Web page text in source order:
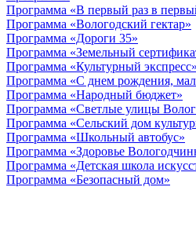
Программа «В первый раз в
Программа «Вологодский гектар»
Программа «Дороги 35»
Программа «Земельный
Программа «Культурный экспресс»
Программа «С днем рождения,
Программа «Народный бюджет»
Программа «Светлые улицы
Программа «Сельский дом
Программа «Школьный автобус»
Программа «Здоровье
Программа «Детская школа
Программа «Безопасный дом»